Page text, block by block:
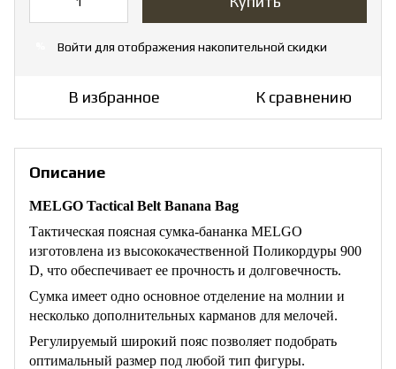
Войти для отображения накопительной скидки
В избранное К сравнению
Описание
MELGO Tactical Belt Banana Bag
Тактическая поясная сумка-бананка MELGO
изготовлена ​​из высококачественной Поликордуры 900
D, что обеспечивает ее прочность и долговечность.
Сумка имеет одно основное отделение на молнии и
несколько дополнительных карманов для мелочей.
Регулируемый широкий пояс позволяет подобрать
оптимальный размер под любой тип фигуры.